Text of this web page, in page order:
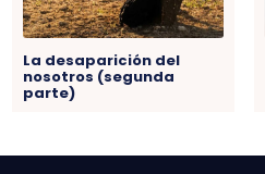
La desaparición del
nosotros (segunda
parte)